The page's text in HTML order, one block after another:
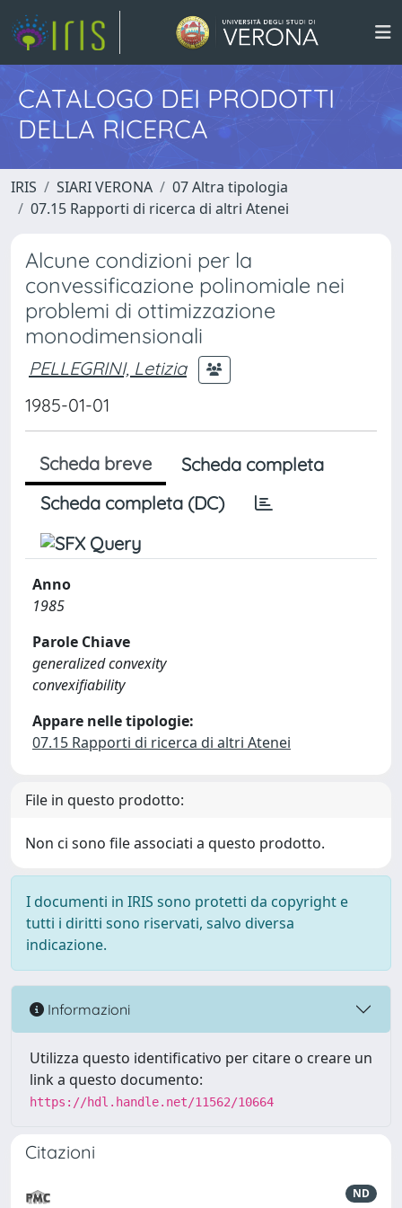
CATALOGO DEI PRODOTTI
DELLA RICERCA
IRIS SIARI VERONA
07 Altra tipologia
07.15 Rapporti di ricerca di altri Atenei
Alcune condizioni per la
convessificazione polinomiale nei
problemi di ottimizzazione
monodimensionali
PELLEGRINI, Letizia
1985-01-01
Scheda breve
Scheda completa
Scheda completa (DC)
Anno
1985
Parole Chiave
generalized convexity
convexifiability
Appare nelle tipologie:
07.15 Rapporti di ricerca di altri Atenei
File in questo prodotto:
Non ci sono file associati a questo prodotto.
I documenti in IRIS sono protetti da copyright e
tutti i diritti sono riservati, salvo diversa
indicazione.
Informazioni
Utilizza questo identificativo per citare o creare un
link a questo documento:
https://hdl.handle.net/11562/10664
Citazioni
ND